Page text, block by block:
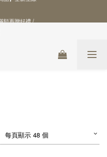
每頁顯示 48 個